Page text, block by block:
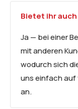
Bietet ihr
Ja — bei einer
mit anderen
wodurch sich
uns einfach auf
an.